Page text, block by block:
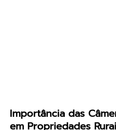
Importância das
em Propriedades